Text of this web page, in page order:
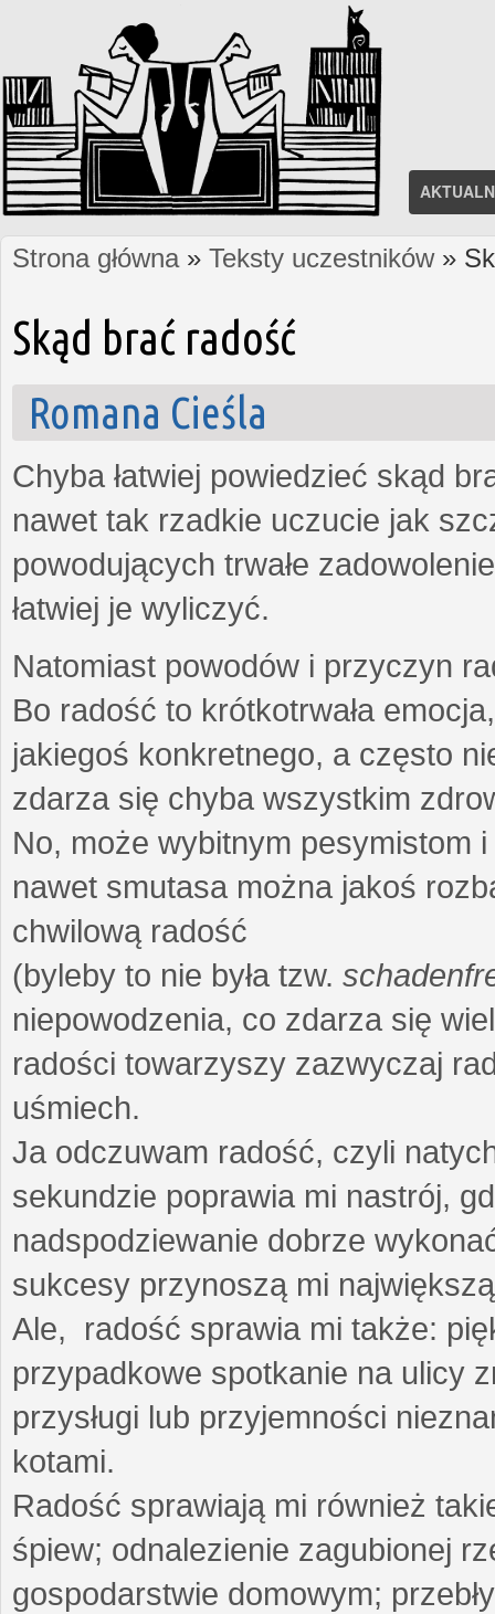
Jesteś tutaj
Strona główna» Teksty uczestników»
Skąd brać radość
Romana Cieśla
Chyba łatwiej powiedzieć skąd
nawet tak rzadkie uczucie jak
powodujących trwałe
łatwiej je wyliczyć.
Natomiast powodów i przyczyn
Bo radość to krótkotrwała
jakiegoś konkretnego, a często
zdarza się chyba wszystkim
No, może wybitnym pesymistom
nawet smutasa można jakoś
chwilową radość
(byleby to nie była tzw.
niepowodzenia, co zdarza się
radości towarzyszy zazwyczaj
uśmiech.
Ja odczuwam radość, czyli
sekundzie poprawia mi nastrój,
nadspodziewanie dobrze
sukcesy przynoszą mi
Ale, radość sprawia mi także:
przypadkowe spotkanie na ulicy
przysługi lub przyjemności
kotami.
Radość sprawiają mi również
śpiew; odnalezienie zagubionej
gospodarstwie domowym;